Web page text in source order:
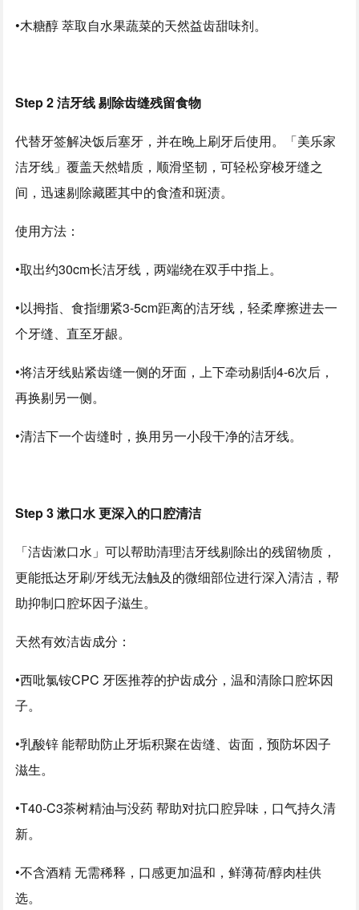
•木糖醇 萃取自水果蔬菜的天然益齿甜味剂。
Step 2 洁牙线 剔除齿缝残留食物
代替牙签解决饭后塞牙，并在晚上刷牙后使用。「美乐家
洁牙线」覆盖天然蜡质，顺滑坚韧，可轻松穿梭牙缝之
间，迅速剔除藏匿其中的食渣和斑渍。
使用方法：
•取出约30cm长洁牙线，两端绕在双手中指上。
•以拇指、食指绷紧3-5cm距离的洁牙线，轻柔摩擦进去一
个牙缝、直至牙龈。
•将洁牙线贴紧齿缝一侧的牙面，上下牵动剔刮4-6次后，
再换剔另一侧。
•清洁下一个齿缝时，换用另一小段干净的洁牙线。
Step 3 漱口水 更深入的口腔清洁
「洁齿漱口水」可以帮助清理洁牙线剔除出的残留物质，
更能抵达牙刷/牙线无法触及的微细部位进行深入清洁，帮
助抑制口腔坏因子滋生。
天然有效洁齿成分：
•西吡氯铵CPC 牙医推荐的护齿成分，温和清除口腔坏因
子。
•乳酸锌 能帮助防止牙垢积聚在齿缝、齿面，预防坏因子
滋生。
•T40-C3茶树精油与没药 帮助对抗口腔异味，口气持久清
新。
•不含酒精 无需稀释，口感更加温和，鲜薄荷/醇肉桂供
选。